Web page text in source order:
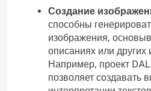
Создание
способны
изображения,
описаниях или других
Например, проект
позволяет создавать